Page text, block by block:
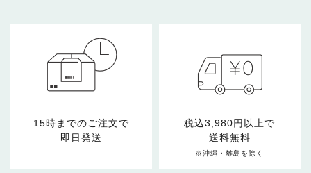
15時までのご注文で
即日発送
税込3,980円以上で
送料無料
※沖縄・離島を除く